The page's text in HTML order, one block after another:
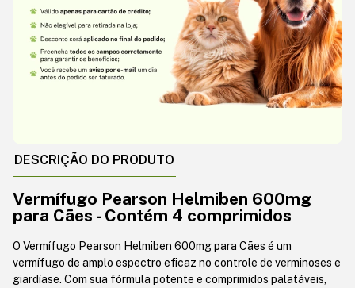
DESCRIÇÃO DO PRODUTO
Vermífugo Pearson Helmiben 600mg
para Cães - Contém 4 comprimidos
O Vermífugo Pearson Helmiben 600mg para Cães é um
vermífugo de amplo espectro eficaz no controle de verminoses e
giardíase. Com sua fórmula potente e comprimidos palatáveis,